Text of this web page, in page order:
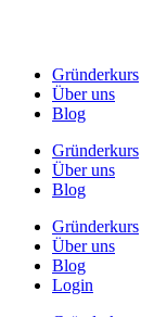
Gründerkurs
Über uns
Blog
Gründerkurs
Über uns
Blog
Gründerkurs
Über uns
Blog
Login